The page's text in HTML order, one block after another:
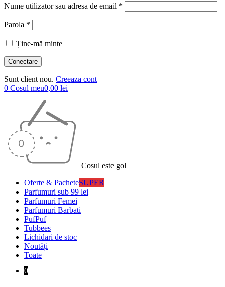
Nume utilizator sau adresa de email *
Parola *
Ține-mă minte
Sunt client nou. Creeaza cont
0 Cosul meu0,00 lei
Cosul este gol
Oferte & PacheteSUPER
Parfumuri sub 99 lei
Parfumuri Femei
Parfumuri Barbati
PufPuf
Tubbees
Lichidari de stoc
Noutăți
Toate
0